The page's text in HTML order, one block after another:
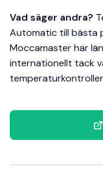
Vad säger andra?
Automatic till bästa
Moccamaster har
internationellt tack